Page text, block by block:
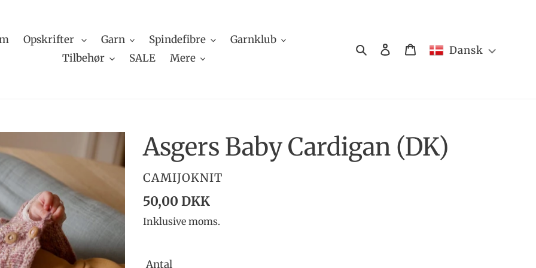
Opskrifter Garn Spindefibre
Garnklub
Tilbehør
SALE Mere
Søg Log indIndkøbskurv
Dansk
Asgers Baby Cardigan (DK)
FORHANDLER
CAMIJOKNIT
Normalpris
50,00 DKK
Inklusive moms.
Antal